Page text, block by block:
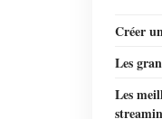
Créer
Les
Les